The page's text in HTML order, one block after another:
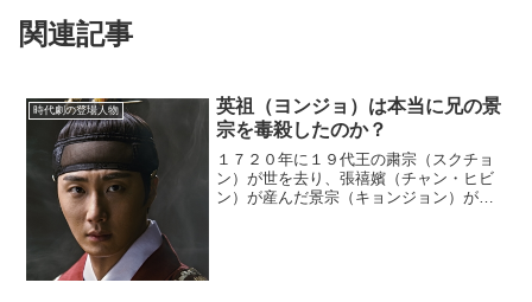
関連記事
時代劇の登場人物
英祖（ヨンジョ）は本当に兄の景
宗を毒殺したのか？
１７２０年に１９代王の粛宗（スクチョ
ン）が世を去り、張禧嬪（チャン・ヒビ
ン）が産んだ景宗（キョンジョン）が２